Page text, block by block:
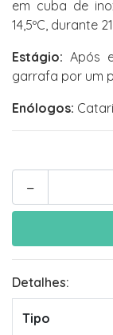
em cuba de
14,5ºC, durante
Estágio: Após
garrafa por um
Enólogos:
-
Detalhes:
Tipo